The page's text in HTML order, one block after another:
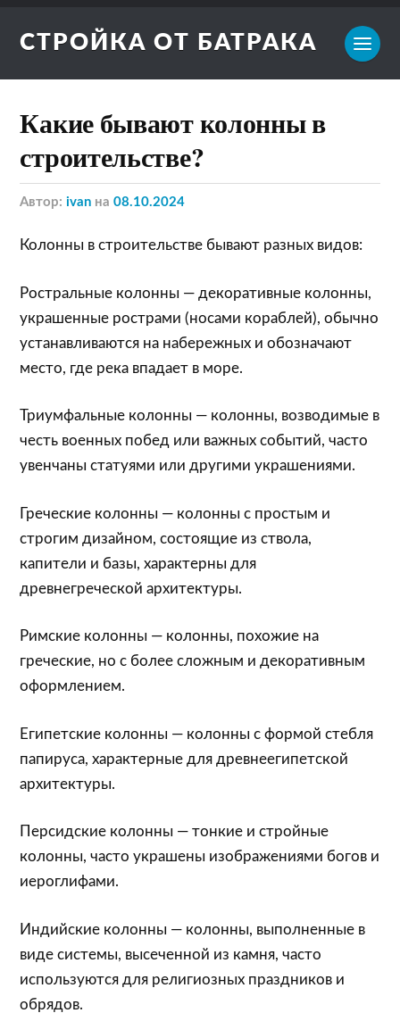
СТРОЙКА ОТ БАТРАКА
Какие бывают колонны в
строительстве?
Автор:ivan на08.10.2024
Колонны в строительстве бывают разных видов:
Ростральные колонны — декоративные колонны,
украшенные рострами (носами кораблей), обычно
устанавливаются на набережных и обозначают
место, где река впадает в море.
Триумфальные колонны — колонны, возводимые в
честь военных побед или важных событий, часто
увенчаны статуями или другими украшениями.
Греческие колонны — колонны с простым и
строгим дизайном, состоящие из ствола,
капители и базы, характерны для
древнегреческой архитектуры.
Римские колонны — колонны, похожие на
греческие, но с более сложным и декоративным
оформлением.
Египетские колонны — колонны с формой стебля
папируса, характерные для древнеегипетской
архитектуры.
Персидские колонны — тонкие и стройные
колонны, часто украшены изображениями богов и
иероглифами.
Индийские колонны — колонны, выполненные в
виде системы, высеченной из камня, часто
используются для религиозных праздников и
обрядов.